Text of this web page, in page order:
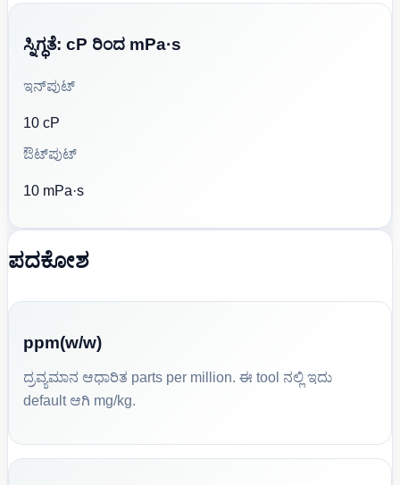
ಸ್ನಿಗ್ಧತೆ: cP ರಿಂದ mPa·s
ಇನ್‌ಪುಟ್
10 cP
ಔಟ್‌ಪುಟ್
10 mPa·s
ಪದಕೋಶ
ppm(w/w)
ದ್ರವ್ಯಮಾನ ಆಧಾರಿತ parts per million. ಈ tool ನಲ್ಲಿ ಇದು
default ಆಗಿ mg/kg.